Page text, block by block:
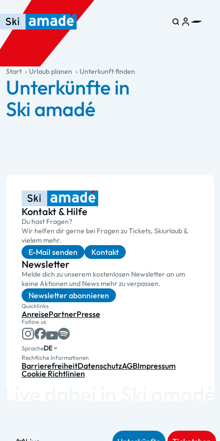
Zum Haupt-Inhalt springen
Springe zur Tabelle
Zur Haupt-Navigation springen
general.table-of-content
Start Urlaub planen Unterkunft finden
Unterkünfte in
Ski amadé
Kontakt & Hilfe
Du hast Fragen?
Wir helfen dir gerne bei Fragen zu Tickets, Skiurlaub &
vielem mehr.
E-Mail senden Kontakt
Newsletter
Melde dich zu unserem kostenlosen Newsletter an um
keine Aktionen und News mehr zu verpassen.
Newsletter abonnieren
Quicklinks
AnreisePartnerPresse
Follow us
SpracheDE
Rechtliche Informationen
BarrierefreiheitDatenschutzAGBImpressum
Cookie Richtlinien